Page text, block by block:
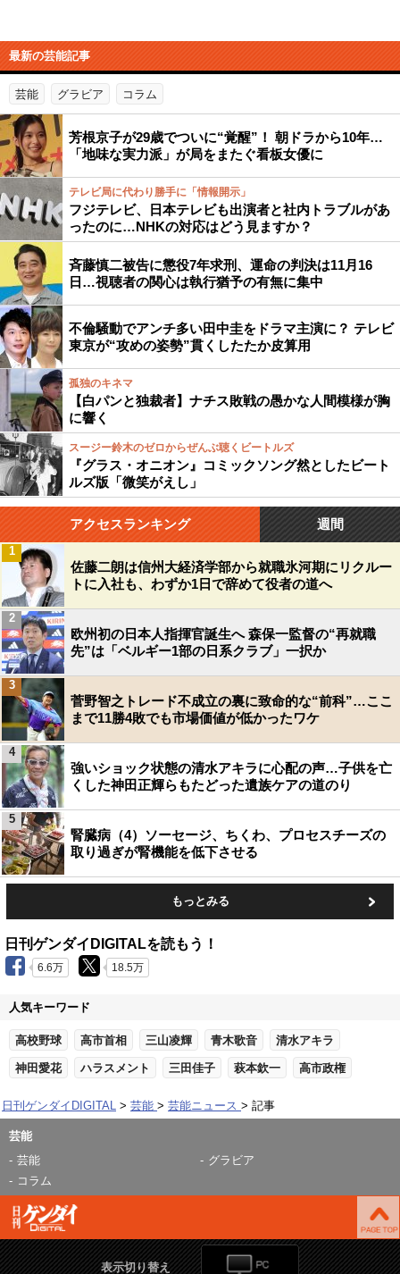
最新の芸能記事
芸能 グラビア コラム
芳根京子が29歳でついに“覚醒”！ 朝ドラから10年…
「地味な実力派」が局をまたぐ看板女優に
テレビ局に代わり勝手に「情報開示」
フジテレビ、日本テレビも出演者と社内トラブルがあ
ったのに…NHKの対応はどう見ますか？
斉藤慎二被告に懲役7年求刑、運命の判決は11月16
日…視聴者の関心は執行猶予の有無に集中
不倫騒動でアンチ多い田中圭をドラマ主演に？ テレビ
東京が“攻めの姿勢”貫くしたたか皮算用
孤独のキネマ
【白パンと独裁者】ナチス敗戦の愚かな人間模様が胸
に響く
スージー鈴木のゼロからぜんぶ聴くビートルズ
『グラス・オニオン』コミックソング然としたビート
ルズ版「微笑がえし」
アクセスランキング 週間
佐藤二朗は信州大経済学部から就職氷河期にリクルー
トに入社も、わずか1日で辞めて役者の道へ
1
欧州初の日本人指揮官誕生へ 森保一監督の“再就職
先”は「ベルギー1部の日系クラブ」一択か
2
菅野智之トレード不成立の裏に致命的な“前科”…ここ
まで11勝4敗でも市場価値が低かったワケ
3
強いショック状態の清水アキラに心配の声…子供を亡
くした神田正輝らもたどった遺族ケアの道のり
4
腎臓病（4）ソーセージ、ちくわ、プロセスチーズの
取り過ぎが腎機能を低下させる
5
もっとみる
日刊ゲンダイDIGITALを読もう！
6.6万 18.5万
人気キーワード
高校野球 高市首相 三山凌輝 青木歌音 清水アキラ
神田愛花 ハラスメント 三田佳子 萩本欽一 高市政権
日刊ゲンダイDIGITAL 芸能 芸能ニュース 記事
芸能
芸能
グラビア
コラム
表示切り替え